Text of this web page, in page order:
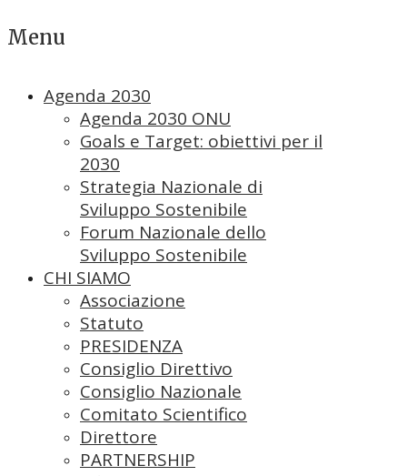
Menu
Agenda 2030
Agenda 2030 ONU
Goals e Target: obiettivi per il
2030
Strategia Nazionale di
Sviluppo Sostenibile
Forum Nazionale dello
Sviluppo Sostenibile
CHI SIAMO
Associazione
Statuto
PRESIDENZA
Consiglio Direttivo
Consiglio Nazionale
Comitato Scientifico
Direttore
PARTNERSHIP